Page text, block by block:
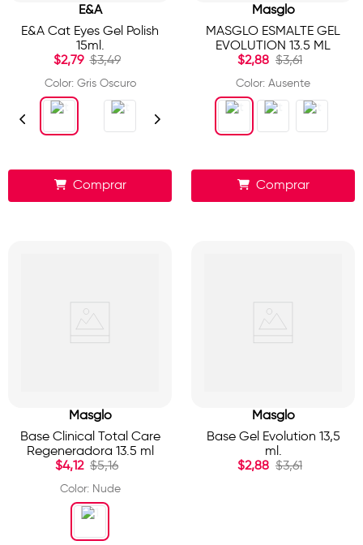
E&A
E&A Cat Eyes Gel Polish
15ml.
$2,79 $3,49
Color: Gris Oscuro
Comprar
Masglo
MASGLO ESMALTE GEL
EVOLUTION 13.5 ML
$2,88 $3,61
Color: Ausente
Comprar
Masglo
Base Clinical Total Care
Regeneradora 13.5 ml
$4,12 $5,16
Color: Nude
Masglo
Base Gel Evolution 13,5
ml.
$2,88 $3,61